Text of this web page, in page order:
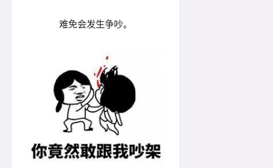
难免会发生争吵。